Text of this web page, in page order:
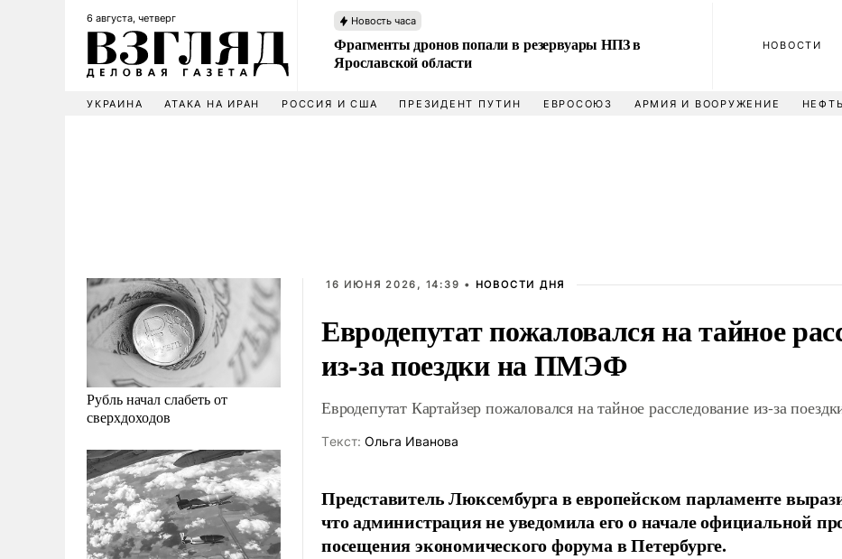
6 августа, четверг Новость часа
Фрагменты дронов попали в резервуары НПЗ в
Ярославской области
НОВОСТИ
УКРАИНА АТАКА НА ИРАН РОССИЯ И США ПРЕЗИДЕНТ ПУТИН ЕВРОСОЮЗ АРМИЯ И ВООРУЖЕНИЕ
Рубль начал слабеть от
сверхдоходов
16 ИЮНЯ 2026, 14:39 • НОВОСТИ ДНЯ
Евродепутат пожаловался на тайное
из-за поездки на ПМЭФ
Евродепутат Картайзер пожаловался на тайное расследование из-за
Tекст: Ольга Иванова
Представитель Люксембурга в европейском парламенте
что администрация не уведомила его о начале официальной
посещения экономического форума в Петербурге.